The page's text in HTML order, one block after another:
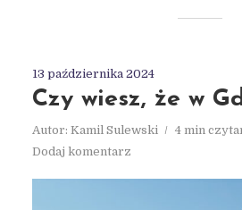
13 października 2024
Czy wiesz, że w
Autor: Kamil Sulewski
4 min
Dodaj komentarz